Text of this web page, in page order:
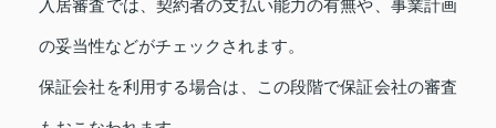
入居審査では、契約者の支払い能力の有無や、事業計画
の妥当性などがチェックされます。
保証会社を利用する場合は、この段階で保証会社の審査